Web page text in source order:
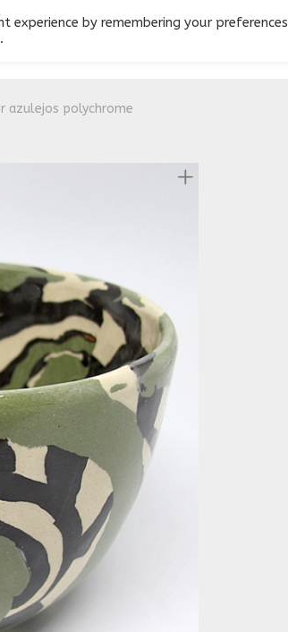
azulejos polychrome
by remembering your